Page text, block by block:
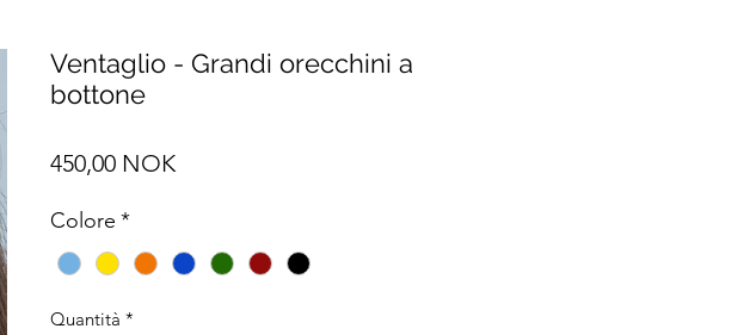
Ventaglio - Grandi orecchini a
bottone
450,00 NOKPrezzo
Colore *
Quantità *